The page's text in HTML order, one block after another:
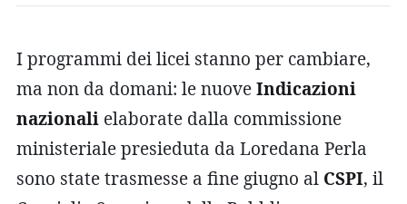
I programmi dei licei stanno per cambiare,
ma non da domani: le nuoveIndicazioni
nazionali elaborate dalla commissione
ministeriale presieduta da Loredana Perla
sono state trasmesse a fine giugno al CSPI, il